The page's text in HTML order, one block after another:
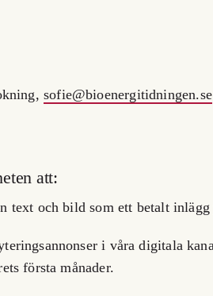
sofie@bioenergitidningen.se
att:
text och bild som ett betalt inlägg
i våra digitala
första månader.